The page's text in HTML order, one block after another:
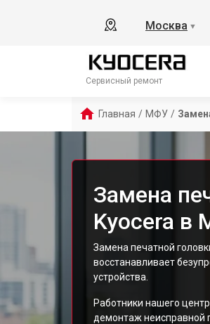
Москва ▼
Сервисный ремонт
Главная / МФУ /
Замена
Kyocera в
Замена печатной
восстанавливает
устройства.
Работники нашего
демонтаж неисправной